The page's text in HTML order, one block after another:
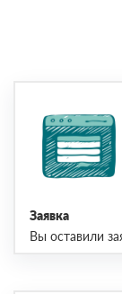
Заявка
Вы оставили